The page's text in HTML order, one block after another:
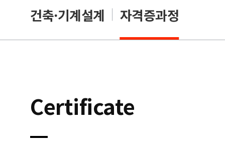
건축·기계설계 자격증과정
Certificate